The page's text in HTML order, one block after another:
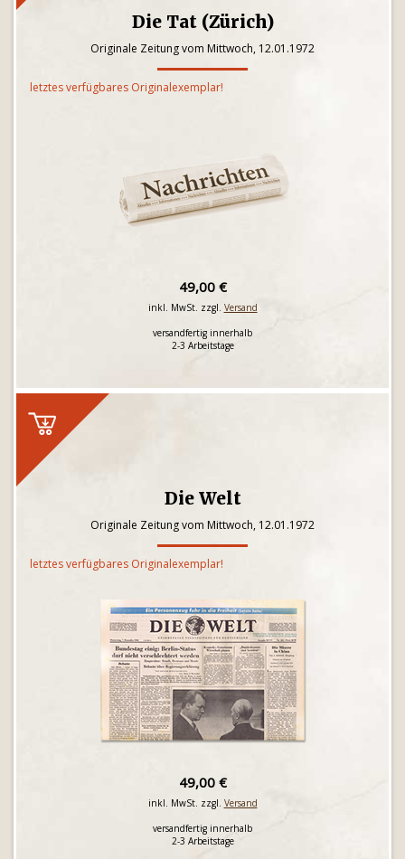
Die Tat (Zürich)
Originale Zeitung vom Mittwoch, 12.01.1972
letztes verfügbares Originalexemplar!
49,00 €
inkl. MwSt. zzgl. Versand
versandfertig innerhalb
2-3 Arbeitstage
Die Welt
Originale Zeitung vom Mittwoch, 12.01.1972
letztes verfügbares Originalexemplar!
49,00 €
inkl. MwSt. zzgl. Versand
versandfertig innerhalb
2-3 Arbeitstage